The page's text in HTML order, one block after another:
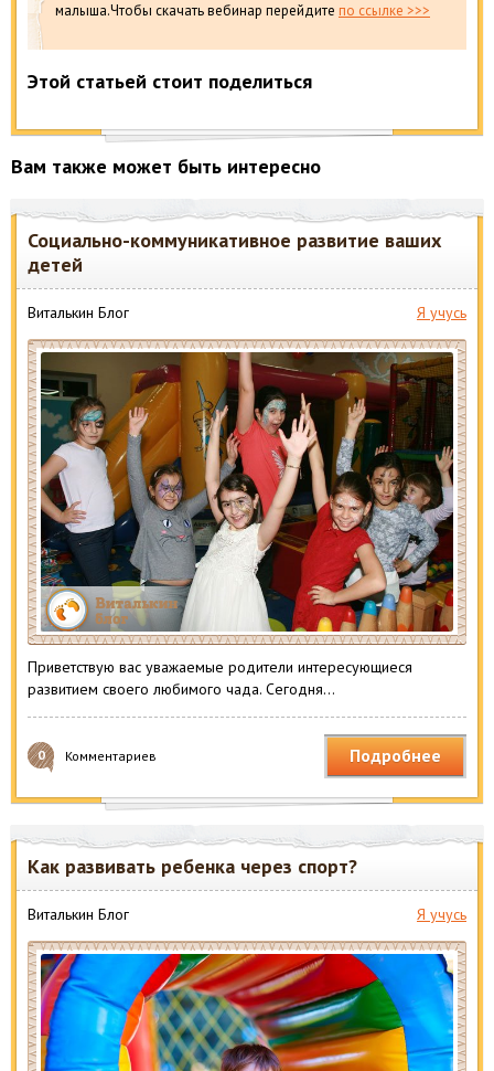
малыша.Чтобы скачать вебинар перейдите по ссылке >>>
Этой статьей стоит поделиться
Вам также может быть интересно
Социально-коммуникативное развитие ваших
детей
Виталькин Блог Я учусь
Приветствую вас уважаемые родители интересующиеся
развитием своего любимого чада. Сегодня…
0 Комментариев Подробнее
Как развивать ребенка через спорт?
Виталькин Блог Я учусь